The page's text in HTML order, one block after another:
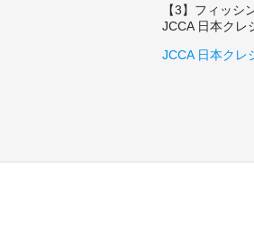
【3】フィッシ
JCCA 日本クレ
JCCA 日本クレ